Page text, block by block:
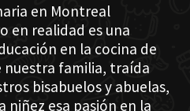
en Montreal
en realidad es una
en la cocina de
nuestra familia, traída
bisabuelos y abuelas,
niñez esa pasión en la